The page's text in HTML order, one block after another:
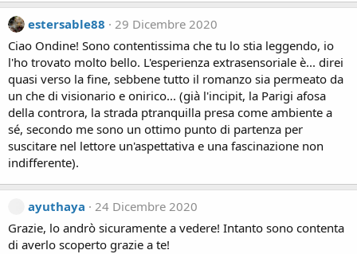
estersable88
29 Dicembre 2020
Ciao Ondine! Sono contentissima che tu lo stia leggendo, io
l'ho trovato molto bello. L'esperienza extrasensoriale è... direi
quasi verso la fine, sebbene tutto il romanzo sia permeato da
un che di visionario e onirico... (già l'incipit, la Parigi afosa
della controra, la strada ptranquilla presa come ambiente a
sé, secondo me sono un ottimo punto di partenza per
suscitare nel lettore un'aspettativa e una fascinazione non
indifferente).
ayuthaya
24 Dicembre 2020
Grazie, lo andrò sicuramente a vedere! Intanto sono contenta
di averlo scoperto grazie a te!